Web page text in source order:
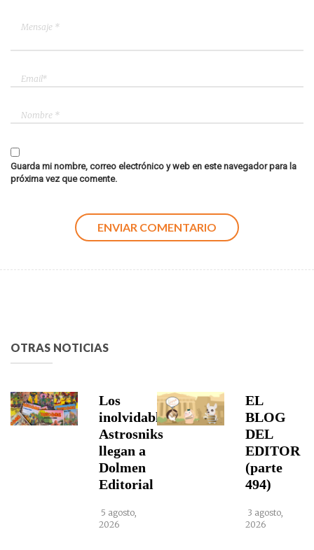
Guarda mi nombre, correo electrónico y web en este navegador para la
próxima vez que comente.
OTRAS NOTICIAS
Los
inolvidables
Astrosniks
llegan a
Dolmen
Editorial
5 agosto,
2026
EL
BLOG
DEL
EDITOR
(parte
494)
3 agosto,
2026